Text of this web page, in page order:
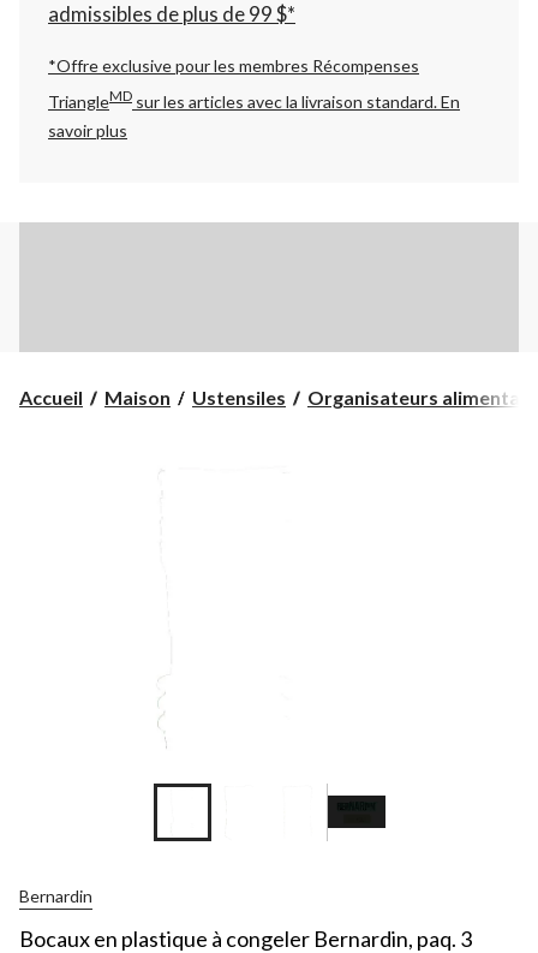
admissibles de plus de 99 $*
*Offre exclusive pour les membres Récompenses
TriangleMD sur les articles avec la livraison standard.En
savoir plus
Accueil Maison Ustensiles Organisateurs
Bernardin
Bocaux en plastique à congeler Bernardin, paq. 3